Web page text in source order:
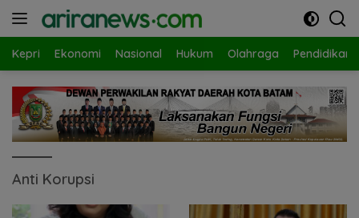
Kepri Ekonomi Nasional Hukum Olahraga Pendidikan
Anti Korupsi